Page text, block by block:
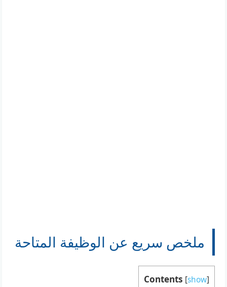
ملخص سريع عن الوظيفة المتاحة
Contents [show]